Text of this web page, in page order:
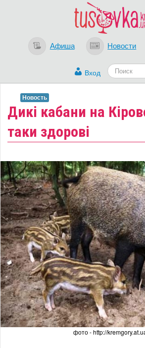
Афиша Новости
Вход
Дикі кабани на
таки здорові
Новость
фото - http://